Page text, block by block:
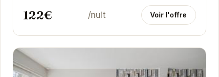
122€ /nuit Voir l'offre